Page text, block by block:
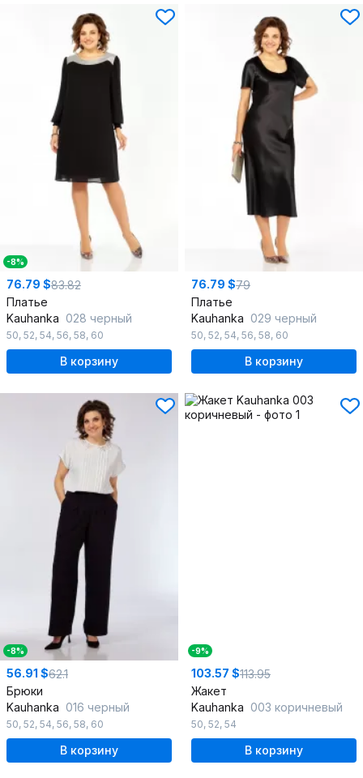
-8%
76.79 $83.82
Платье
Kauhanka 028 черный
50, 52, 54, 56, 58, 60
В корзину
76.79 $79
Платье
Kauhanka 029 черный
50, 52, 54, 56, 58, 60
В корзину
-8%
56.91 $62.1
Брюки
Kauhanka 016 черный
50, 52, 54, 56, 58, 60
В корзину
-9%
103.57 $113.95
Жакет
Kauhanka 003 коричневый
50, 52, 54
В корзину